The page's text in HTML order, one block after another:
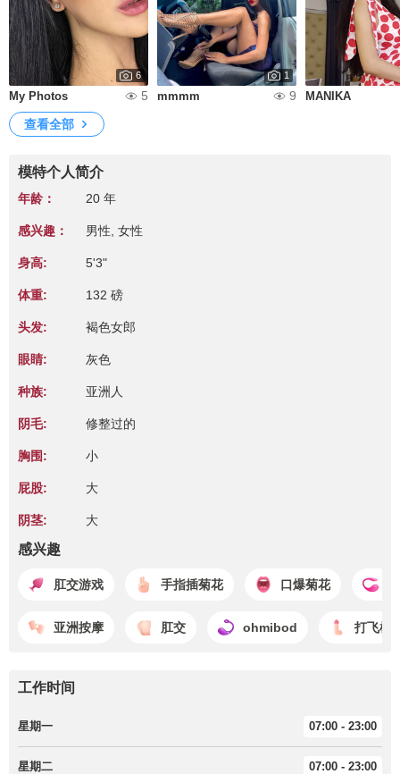
6
My Photos 5
1
mmmm 9 MANIKA
查看全部
模特个人简介
年龄： 20 年
感兴趣： 男性, 女性
身高: 5'3"
体重: 132 磅
头发: 褐色女郎
眼睛: 灰色
种族: 亚洲人
阴毛: 修整过的
胸围: 小
屁股: 大
阴茎: 大
感兴趣
肛交游戏 手指插菊花 口爆菊花
亚洲按摩 肛交 ohmibod 打飞机
工作时间
星期一 07:00 - 23:00
星期二 07:00 - 23:00